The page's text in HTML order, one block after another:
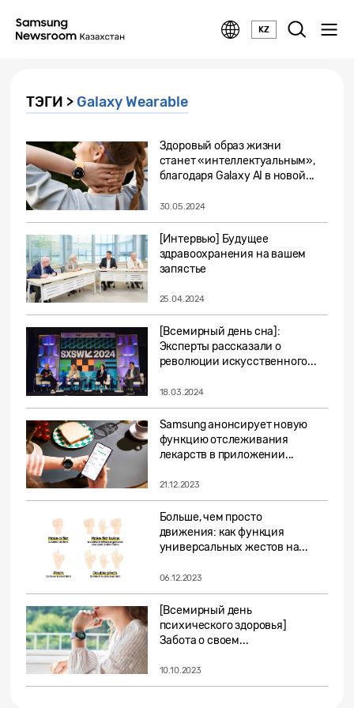
KZ
ТЭГИ > Galaxy Wearable
Здоровый образ жизни
станет «интеллектуальным»,
благодаря Galaxy AI в новой...
30.05.2024
[Интервью] Будущее
здравоохранения на вашем
запястье
25.04.2024
[Всемирный день сна]:
Эксперты рассказали о
революции искусственного...
18.03.2024
Samsung анонсирует новую
функцию отслеживания
лекарств в приложении...
21.12.2023
Больше, чем просто
движения: как функция
универсальных жестов на...
06.12.2023
[Всемирный день
психического здоровья]
Забота о своем...
10.10.2023